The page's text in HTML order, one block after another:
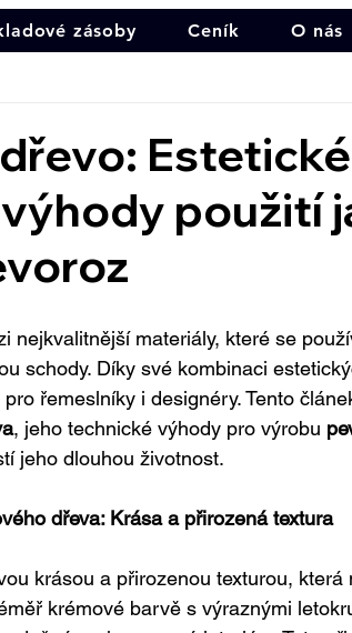
zásoby Ceník O nás
použití
nejkvalitnější materiály, které se
schody. Díky své kombinaci
řemeslníky i designéry. Tento
, jeho technické výhody pro výrobu
jeho dlouhou životnost.
dřeva: Krása a přirozená textura
krásou a přirozenou texturou,
krémové barvě s výraznými